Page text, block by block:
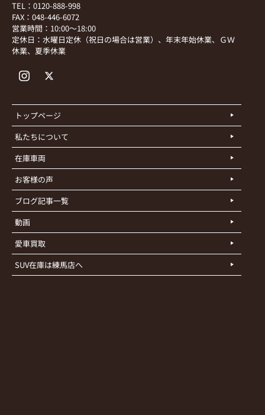
TEL：0120-888-998
FAX：048-446-6072
営業時間：10:00～18:00
定休日：水曜日定休（祝日の場合は営業）、年末年始休業、ＧＷ
休業、夏季休業
トップページ
私たちについて
在庫車両
お客様の声
ブログ記事一覧
動画
愛車買取
SUV在庫は練馬店へ